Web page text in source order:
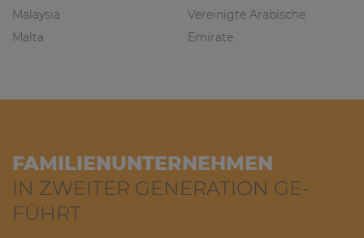
Malaysia
Malta
Vereinigte Arabische
Emirate
FAMILIEN­UNTERNEHMEN
IN ZWEITER GE­NE­RA­TION GE­
FÜHRT